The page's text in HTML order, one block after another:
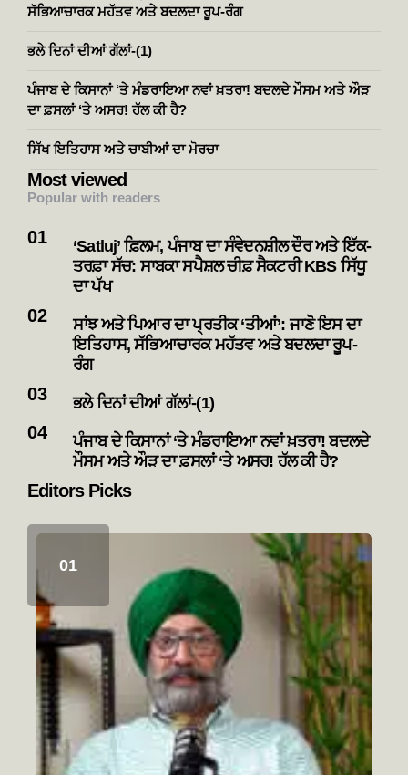
ਸੱਭਿਆਚਾਰਕ ਮਹੱਤਵ ਅਤੇ ਬਦਲਦਾ ਰੂਪ-ਰੰਗ
ਭਲੇ ਦਿਨਾਂ ਦੀਆਂ ਗੱਲਾਂ-(1)
ਪੰਜਾਬ ਦੇ ਕਿਸਾਨਾਂ ‘ਤੇ ਮੰਡਰਾਇਆ ਨਵਾਂ ਖ਼ਤਰਾ! ਬਦਲਦੇ ਮੌਸਮ ਅਤੇ ਔੜ
ਦਾ ਫ਼ਸਲਾਂ ‘ਤੇ ਅਸਰ! ਹੱਲ ਕੀ ਹੈ?
ਸਿੱਖ ਇਤਿਹਾਸ ਅਤੇ ਚਾਬੀਆਂ ਦਾ ਮੋਰਚਾ
Most viewed
Popular with readers
‘Satluj’ ਫ਼ਿਲਮ, ਪੰਜਾਬ ਦਾ ਸੰਵੇਦਨਸ਼ੀਲ ਦੌਰ ਅਤੇ ਇੱਕ-
ਤਰਫ਼ਾ ਸੱਚ: ਸਾਬਕਾ ਸਪੈਸ਼ਲ ਚੀਫ਼ ਸੈਕਟਰੀ KBS ਸਿੱਧੂ
ਦਾ ਪੱਖ
ਸਾਂਝ ਅਤੇ ਪਿਆਰ ਦਾ ਪ੍ਰਤੀਕ ‘ਤੀਆਂ’: ਜਾਣੋ ਇਸ ਦਾ
ਇਤਿਹਾਸ, ਸੱਭਿਆਚਾਰਕ ਮਹੱਤਵ ਅਤੇ ਬਦਲਦਾ ਰੂਪ-
ਰੰਗ
ਭਲੇ ਦਿਨਾਂ ਦੀਆਂ ਗੱਲਾਂ-(1)
ਪੰਜਾਬ ਦੇ ਕਿਸਾਨਾਂ ‘ਤੇ ਮੰਡਰਾਇਆ ਨਵਾਂ ਖ਼ਤਰਾ! ਬਦਲਦੇ
ਮੌਸਮ ਅਤੇ ਔੜ ਦਾ ਫ਼ਸਲਾਂ ‘ਤੇ ਅਸਰ! ਹੱਲ ਕੀ ਹੈ?
Editors Picks